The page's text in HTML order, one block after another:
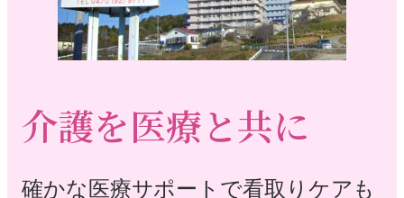
介護を医療と共に
確かな医療サポートで看取りケアも